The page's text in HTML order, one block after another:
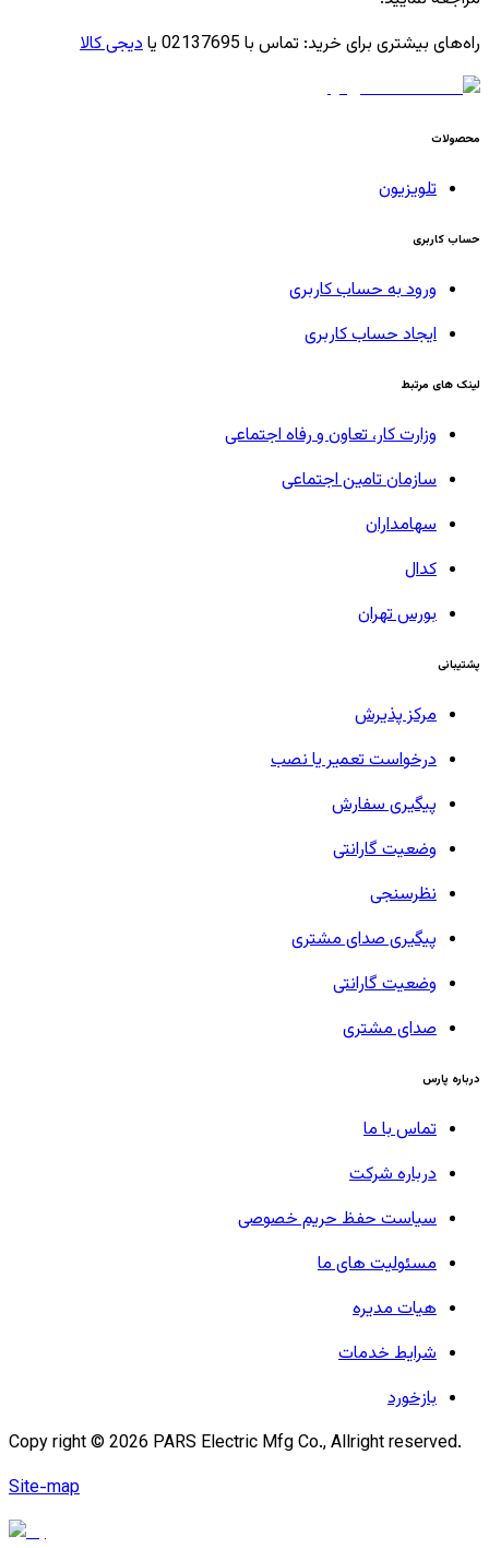
راه‌های بیشتری برای خرید: تماس با 02137695 یا دیجی کالا
محصولات
تلویزیون
حساب کاربری
ورود به حساب کاربری
ایجاد حساب کاربری
لینک های مرتبط
وزارت کار، تعاون و رفاه اجتماعی
سازمان تامین اجتماعی
سهامداران
کدال
بورس تهران
پشتیبانی
مرکز پذیرش
درخواست تعمیر یا نصب
پیگیری سفارش
وضعیت گارانتی
نظرسنجی
پیگیری صدای مشتری
وضعیت گارانتی
صدای مشتری
درباره پارس
تماس با ما
درباره شرکت
سیاست حفظ حریم خصوصی
مسئولیت های ما
هیات مدیره
شرایط خدمات
بازخورد
Copy right © 2026 PARS Electric Mfg Co., Allright reserved.
Site-map